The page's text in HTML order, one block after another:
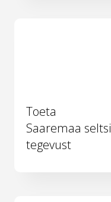
Toeta
Saaremaa seltsi
tegevust